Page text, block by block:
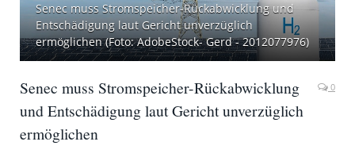
Senec muss Stromspeicher-Rückabwicklung und
Entschädigung laut Gericht unverzüglich
ermöglichen (Foto: AdobeStock- Gerd - 2012077976)
Senec muss Stromspeicher-Rückabwicklung
und Entschädigung laut Gericht unverzüglich
ermöglichen
0